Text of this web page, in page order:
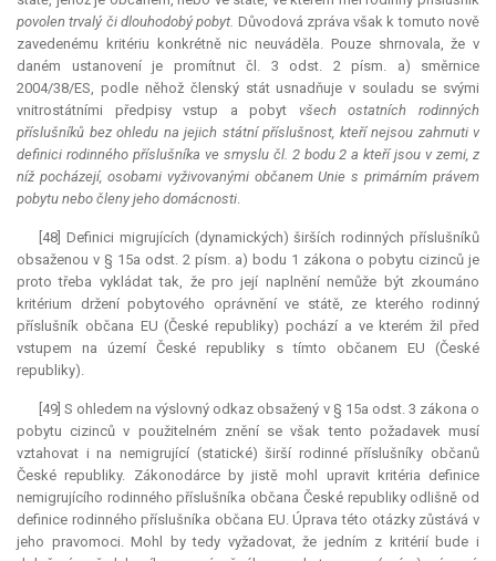
povolen trvalý či dlouhodobý pobyt. Důvodová zpráva však k tomuto nově
zavedenému kritériu konkrétně nic neuváděla. Pouze shrnovala, že v
daném ustanovení je promítnut čl. 3 odst. 2 písm. a) směrnice
2004/38/ES, podle něhož členský stát usnadňuje v souladu se svými
vnitrostátními předpisy vstup a pobyt všech ostatních rodinných
příslušníků bez ohledu na jejich státní příslušnost, kteří nejsou zahrnuti v
definici rodinného příslušníka ve smyslu čl. 2 bodu 2 a kteří jsou v zemi, z
níž pocházejí, osobami vyživovanými občanem Unie s primárním právem
pobytu nebo členy jeho domácnosti.
[48] Definici migrujících (dynamických) širších rodinných příslušníků
obsaženou v § 15a odst. 2 písm. a) bodu 1 zákona o pobytu cizinců je
proto třeba vykládat tak, že pro její naplnění nemůže být zkoumáno
kritérium držení pobytového oprávnění ve státě, ze kterého rodinný
příslušník občana EU (České republiky) pochází a ve kterém žil před
vstupem na území České republiky s tímto občanem EU (České
republiky).
[49] S ohledem na výslovný odkaz obsažený v § 15a odst. 3 zákona o
pobytu cizinců v použitelném znění se však tento požadavek musí
vztahovat i na nemigrující (statické) širší rodinné příslušníky občanů
České republiky. Zákonodárce by jistě mohl upravit kritéria definice
nemigrujícího rodinného příslušníka občana České republiky odlišně od
definice rodinného příslušníka občana EU. Úprava této otázky zůstává v
jeho pravomoci. Mohl by tedy vyžadovat, že jedním z kritérií bude i